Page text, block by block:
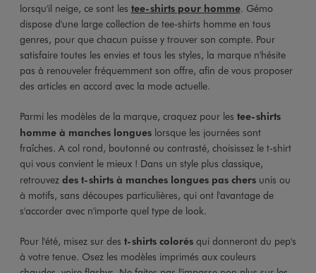
lorsqu'il neige, ce sont les tee-shirts pour homme. Gémo
dispose d'une large collection de tee-shirts homme en tous
genres, pour que chacun puisse y trouver son compte. Pour
satisfaire toutes les envies et tous les styles, la marque n'hésite
pas à renouveler fréquemment son offre, afin de vous proposer
des articles en accord avec la mode actuelle.
Parmi les modèles de la marque, craquez pour les tee-shirts
homme à manches longueslorsque les journées sont
fraîches. A col rond, boutonné ou contrasté, choisissez le t-shirt
qui vous convient le mieux ! Dans un style plus classique,
retrouvez des t-shirts à manches longues pas chersunis ou
à motifs, sans découpes particulières, qui ont l'avantage de
s'accorder avec n'importe quel type de look.
Pour l'été, misez sur des t-shirts colorésqui donneront du pep's
à votre tenue. Osez les modèles imprimés aux couleurs